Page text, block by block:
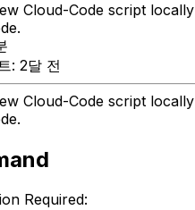
Cloud-Code script
: 2달 전
Cloud-Code script
Required: